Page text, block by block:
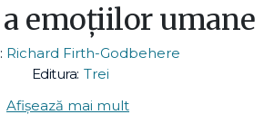
emoțiilor umane
Richard Firth-Godbehere
Editura: Trei
Afișează mai mult